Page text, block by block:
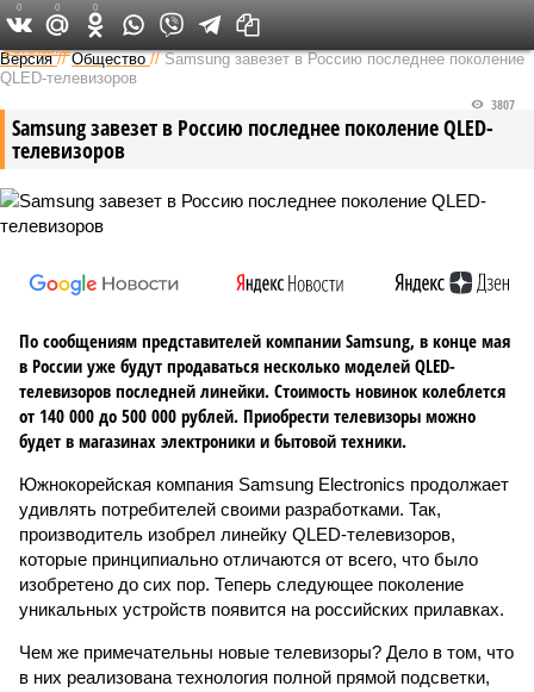
Федеральный выпуск
Версия //Общество //Samsung завезет в Россию последнее поколение
QLED-телевизоров
Samsung завезет в Россию последнее поколение QLED-
телевизоров
3807
По сообщениям представителей компании Samsung, в конце мая
в России уже будут продаваться несколько моделей QLED-
телевизоров последней линейки. Стоимость новинок колеблется
от 140 000 до 500 000 рублей. Приобрести телевизоры можно
будет в магазинах электроники и бытовой техники.
Южнокорейская компания Samsung Electronics продолжает
удивлять потребителей своими разработками. Так,
производитель изобрел линейку QLED-телевизоров,
которые принципиально отличаются от всего, что было
изобретено до сих пор. Теперь следующее поколение
уникальных устройств появится на российских прилавках.
Чем же примечательны новые телевизоры? Дело в том, что
в них реализована технология полной прямой подсветки,
0 0 0